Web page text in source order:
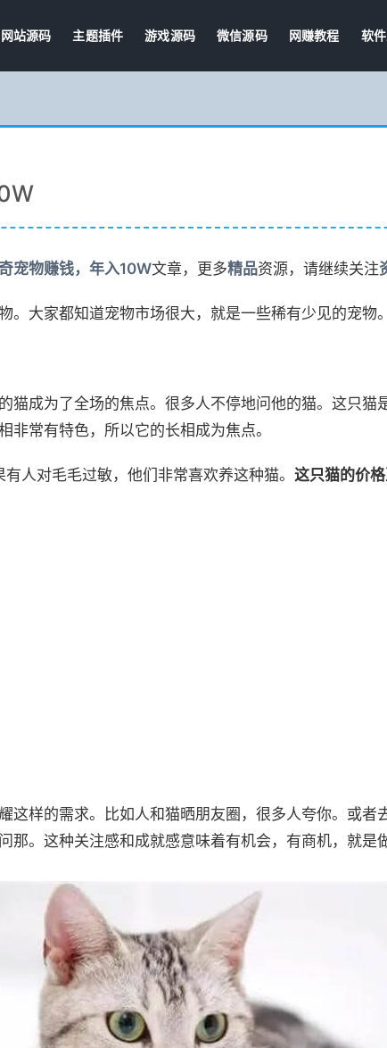
网站源码 主题插件 游戏源码 微信源码 网赚教程 软
宠物赚钱，年入10W文章，更多精品资源，请继续关注
大家都知道宠物市场很大，就是一些稀有少见的宠物。
猫成为了全场的焦点。很多人不停地问他的猫。这只猫
非常有特色，所以它的长相成为焦点。
人对毛毛过敏，他们非常喜欢养这种猫。 这只猫的价
这样的需求。比如人和猫晒朋友圈，很多人夸你。或
那。这种关注感和成就感意味着有机会，有商机，就是